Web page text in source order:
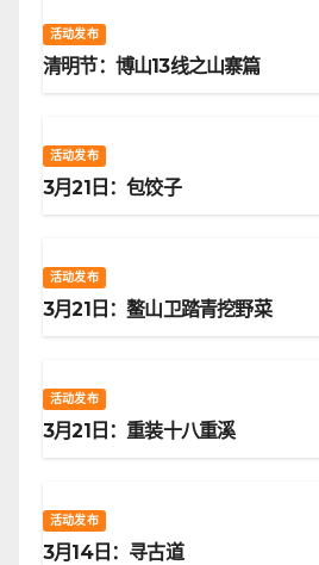
活动发布
清明节：博山13线之山寨篇
活动发布
3月21日：包饺子
活动发布
3月21日：鳌山卫踏青挖野菜
活动发布
3月21日：重装十八重溪
活动发布
3月14日：寻古道